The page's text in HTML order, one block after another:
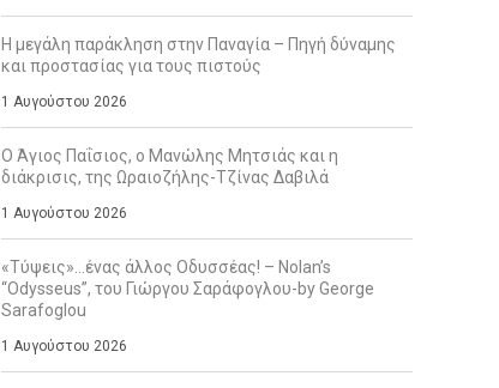
Η μεγάλη παράκληση στην Παναγία – Πηγή δύναμης
και προστασίας για τους πιστούς
1 Αυγούστου 2026
Ο Άγιος Παΐσιος, ο Μανώλης Μητσιάς και η
διάκρισις, της Ωραιοζήλης-Τζίνας Δαβιλά
1 Αυγούστου 2026
«Τύψεις»…ένας άλλος Οδυσσέας! – Nolan’s
“Odysseus”, του Γιώργου Σαράφογλου-by George
Sarafoglou
1 Αυγούστου 2026